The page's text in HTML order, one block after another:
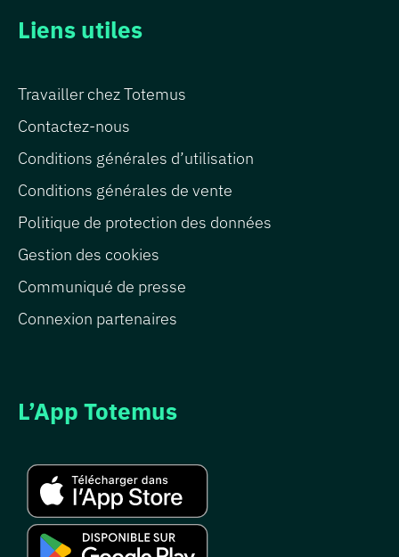
Liens utiles
Travailler chez Totemus
Contactez-nous
Conditions générales d’utilisation
Conditions générales de vente
Politique de protection des données
Gestion des cookies
Communiqué de presse
Connexion partenaires
L’App Totemus